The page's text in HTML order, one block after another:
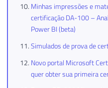
Minhas impressões e
certificação DA-100 –
Power BI (beta)
Simulados de prova de
Novo portal Microsoft
quer obter sua primeira